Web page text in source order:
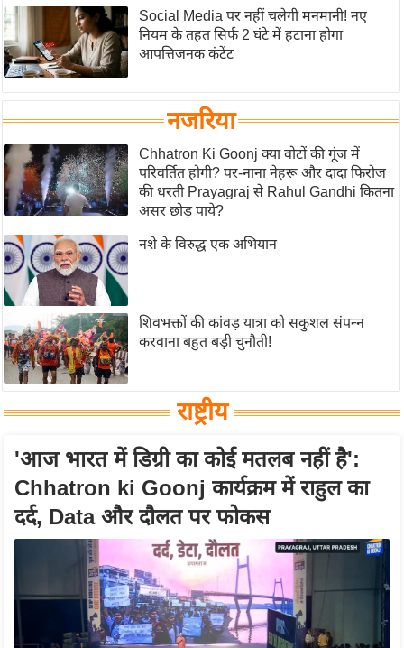
स
क्षा
B
a
k
i
g
N
e
w
s
ला
इ
फ
इ
ल
टे
क्नॉ
टी
Social Media पर नहीं चलेगी मनमानी! नए
नियम के तहत सिर्फ 2 घंटे में हटाना होगा
आपत्तिजनक कंटेंट
नजरिया
Chhatron Ki Goonj क्या वोटों की गूंज में
परिवर्तित होगी? पर-नाना नेहरू और दादा फिरोज
की धरती Prayagraj से Rahul Gandhi कितना
असर छोड़ पाये?
नशे के विरुद्ध एक अभियान
शिवभक्तों की कांवड़ यात्रा को सकुशल संपन्न
करवाना बहुत बड़ी चुनौती!
राष्ट्रीय
'आज भारत में डिग्री का कोई मतलब नहीं है':
Chhatron ki Goonj कार्यक्रम में राहुल का
दर्द, Data और दौलत पर फोकस